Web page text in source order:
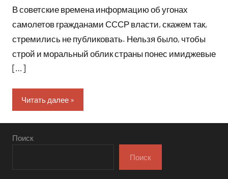
В советские времена информацию об угонах
самолетов гражданами СССР власти, скажем так,
стремились не публиковать. Нельзя было, чтобы
строй и моральный облик страны понес имиджевые
[…]
Читать далее
Поиск
Поиск